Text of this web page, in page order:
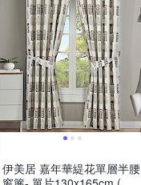
伊美居 嘉年華緹花單層半腰